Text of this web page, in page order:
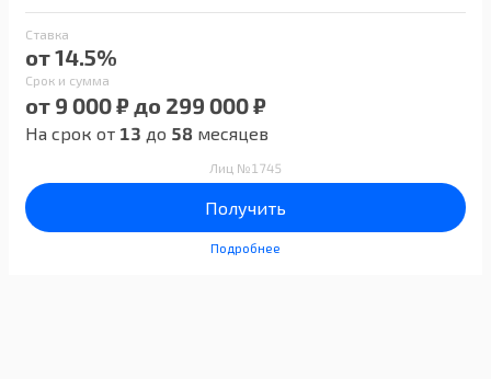
Ставка
от 14.5%
Срок и сумма
от 9 000 ₽ до 299 000 ₽
На срок от 13 до 58 месяцев
Лиц №1745
Получить
Подробнее